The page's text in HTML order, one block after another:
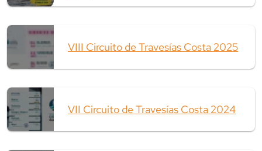
VIII Circuito de Travesías Costa 2025
VII Circuito de Travesías Costa 2024